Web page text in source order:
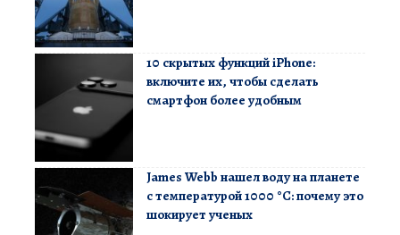
10 скрытых функций iPhone:
включите их, чтобы сделать
смартфон более удобным
James Webb нашел воду на планете
с температурой 1000 °C: почему это
шокирует ученых